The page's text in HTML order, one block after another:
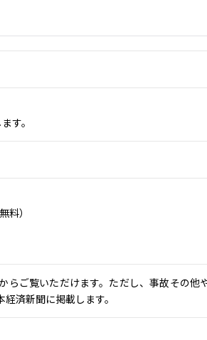
す。
）
らご覧いただけます。ただし、事故その他
済新聞に掲載します。